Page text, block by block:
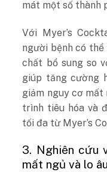
mát một số thành
Với Myer’s
người bệnh có
chất bổ sung so
giúp tăng cường
giảm nguy cơ
trình tiêu hóa và
tối đa từ Myer’s
3. Nghiên cứu
mất ngủ và lo âu